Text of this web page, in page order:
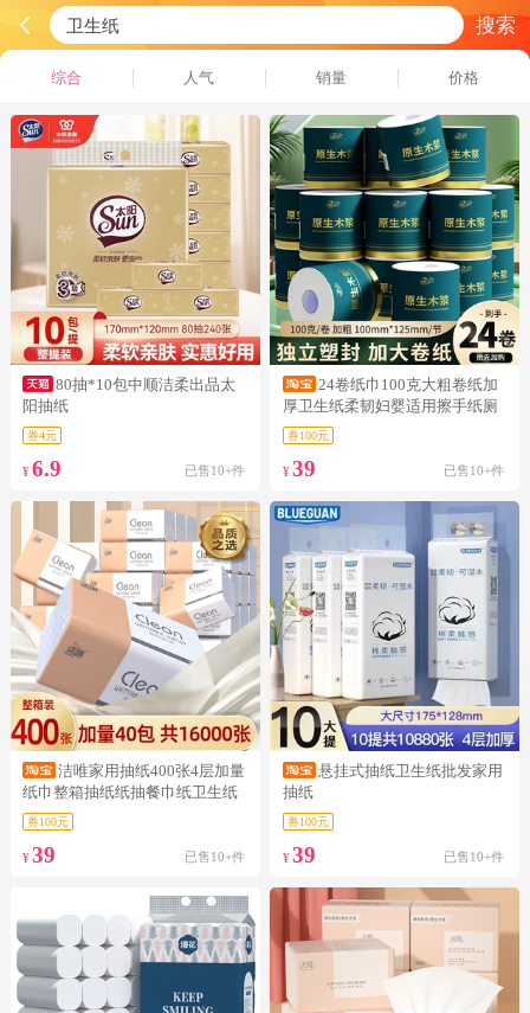
搜索
综合 人气 销量 价格
80抽*10包中顺洁柔出品太
阳抽纸
券4元
¥ 6.9 已售10+件
24卷纸巾100克大粗卷纸加
厚卫生纸柔韧妇婴适用擦手纸厕
纸
券100元
¥39 已售10+件
洁唯家用抽纸400张4层加量
纸巾整箱抽纸纸抽餐巾纸卫生纸
券100元
¥ 39 已售10+件
悬挂式抽纸卫生纸批发家用
抽纸
券100元
¥39 已售10+件